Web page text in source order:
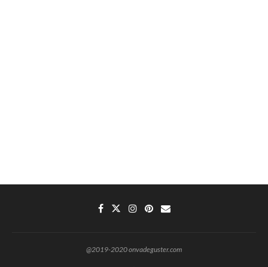
@2019-2020 onvadeguster.com